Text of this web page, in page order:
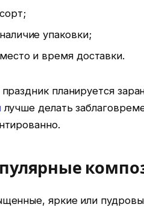
сорт;
наличие упаковки;
место и время доставки.
праздник планируется
лучше делать
яркие или